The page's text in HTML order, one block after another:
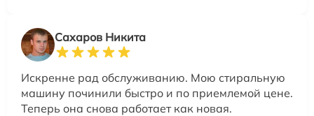
Сахаров Никита
Искренне рад обслуживанию. Мою стиральную
машину починили быстро и по приемлемой цене.
Теперь она снова работает как новая.